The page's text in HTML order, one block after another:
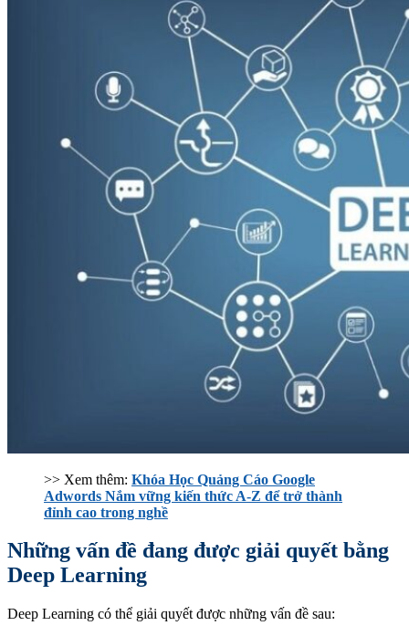
>> Xem thêm: Khóa Học Quảng Cáo Google
Adwords Nắm vững kiến thức A-Z để trở thành
đỉnh cao trong nghề
Những vấn đề đang được giải quyết bằng
Deep Learning
Deep Learning có thể giải quyết được những vấn đề sau: